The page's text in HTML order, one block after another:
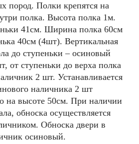
пород. Полки крепятся на
полка. Высота полка 1м.
41см. Ширина полка 60см
40см (4шт). Вертикальная
до ступеньки – осиновый
от ступеньки до верха полка
2 шт. Устанавливается
наличника 2 шт
на высоте 50см. При наличии
обноска осуществляется
Обноска двери в
осиновый.